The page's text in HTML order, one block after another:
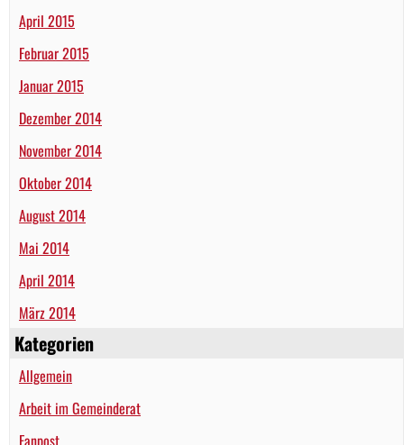
April 2015
Februar 2015
Januar 2015
Dezember 2014
November 2014
Oktober 2014
August 2014
Mai 2014
April 2014
März 2014
Kategorien
Allgemein
Arbeit im Gemeinderat
Fanpost